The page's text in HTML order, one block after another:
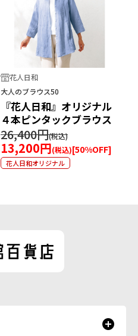
花人日和
大人のブラウス50
『花人日和』オリジナル
４本ピンタックブラウス
26,400円
13,200円 [50%OFF]
花人日和オリジナル